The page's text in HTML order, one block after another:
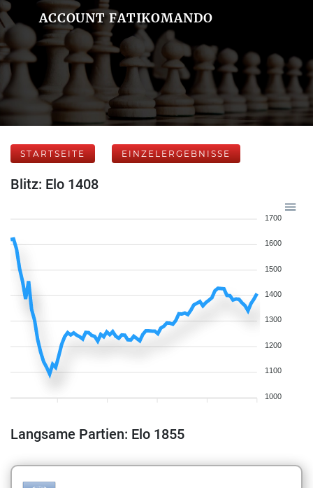
ACCOUNT FATIKOMANDO
STARTSEITE EINZELERGEBNISSE
Blitz: Elo 1408
1700
1600
1500
1400
1300
1200
1100
1000
Langsame Partien: Elo 1855